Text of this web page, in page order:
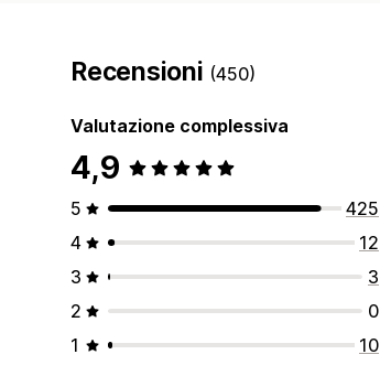
Recensioni (450)
Valutazione complessiva
4,9
5
425
4
12
3
3
2
0
1
10